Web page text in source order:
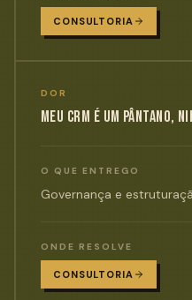
CONSULTORIA
DOR
MEU CRM É UM PÂNTANO,
O QUE ENTREGO
Governança e
ONDE RESOLVE
CONSULTORIA